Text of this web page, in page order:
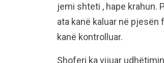
jemi shteti , hape krahun.
ata kanë kaluar në
kanë kontrolluar.
Shoferi ka vijuar